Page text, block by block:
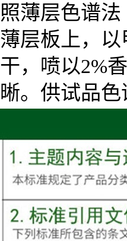
照薄层色谱
薄层板上，
干，喷以2%
晰。供试品